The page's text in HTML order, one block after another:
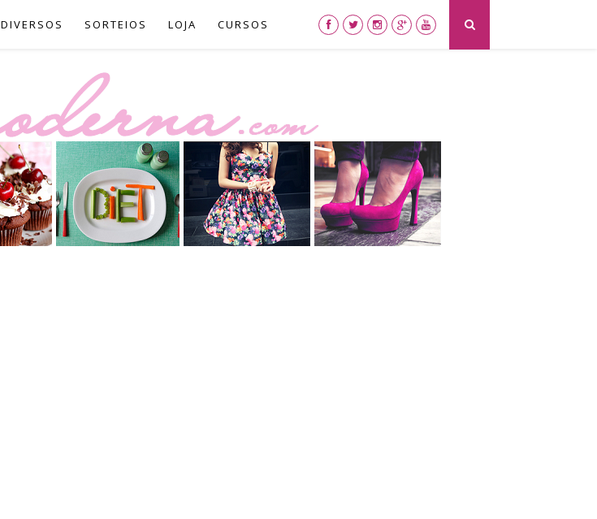
DIVERSOS SORTEIOS LOJA CURSOS